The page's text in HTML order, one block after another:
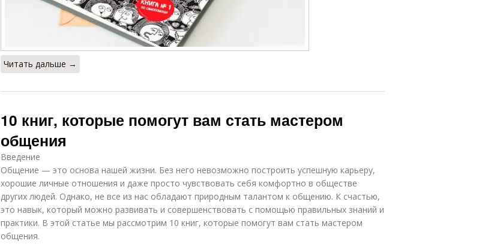
Читать дальше →
10 книг, которые помогут вам стать мастером
общения
Введение
Общение — это основа нашей жизни. Без него невозможно построить успешную карьеру,
хорошие личные отношения и даже просто чувствовать себя комфортно в обществе
других людей. Однако, не все из нас обладают природным талантом к общению. К счастью,
это навык, который можно развивать и совершенствовать с помощью правильных знаний и
практики. В этой статье мы рассмотрим 10 книг, которые помогут вам стать мастером
общения.